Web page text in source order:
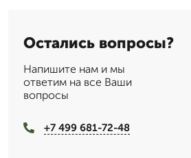
Остались вопросы?
Напишите нам и мы
ответим на все Ваши
вопросы
+7 499 681-72-48